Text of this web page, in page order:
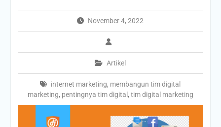
November 4, 2022
Artikel
internet marketing, membangun tim digital
marketing, pentingnya tim digital , tim digital marketing